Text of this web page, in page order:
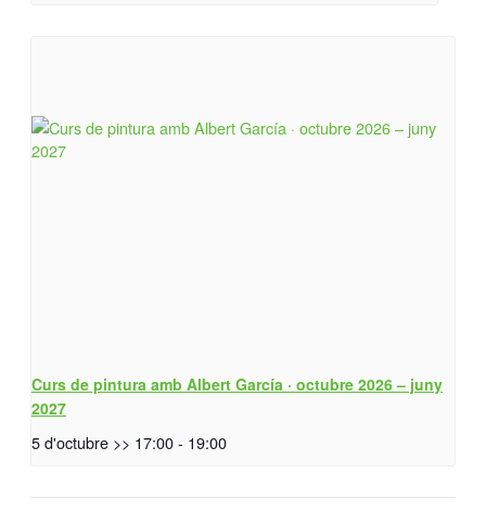
Curs de pintura amb Albert García · octubre 2026 – juny
2027
5 d'octubre >> 17:00- 19:00